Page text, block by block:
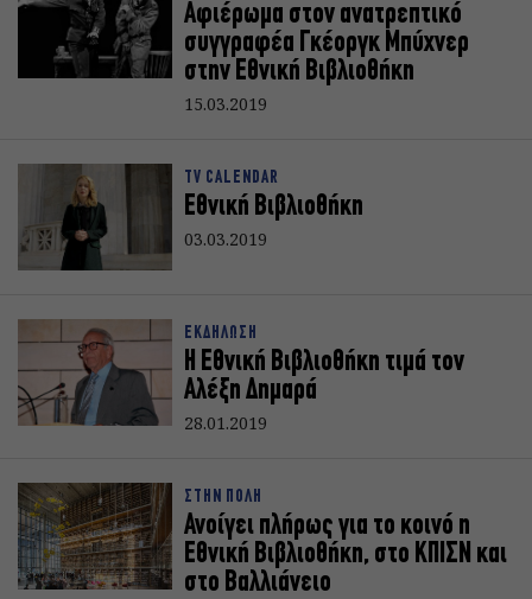
Αφιέρωμα στον ανατρεπτικό
συγγραφέα Γκέοργκ Μπύχνερ
στην Εθνική Βιβλιοθήκη
15.03.2019
TV CALENDAR
Εθνική Βιβλιοθήκη
03.03.2019
ΕΚΔΗΛΩΣΗ
H Eθνική Βιβλιοθήκη τιμά τον
Αλέξη Δημαρά
28.01.2019
ΣΤΗΝ ΠΟΛΗ
Ανοίγει πλήρως για το κοινό η
Εθνική Βιβλιοθήκη, στο ΚΠΙΣΝ και
στο Βαλλιάνειο